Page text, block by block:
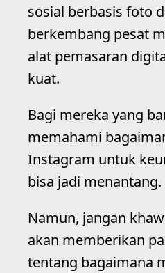
sosial berbasis foto
berkembang pesat
alat pemasaran
kuat.
Bagi mereka yang
memahami
Instagram untuk
bisa jadi menantang.
Namun, jangan
akan memberikan
tentang bagaimana